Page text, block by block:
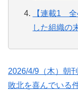
【連載1 全
した組織の
2026/4/9（木）朝
敗北を喜んでいる件